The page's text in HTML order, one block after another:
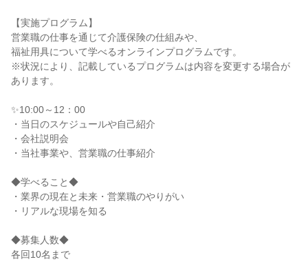
【実施プログラム】
営業職の仕事を通じて介護保険の仕組みや、
福祉用具について学べるオンラインプログラムです。
※状況により、記載しているプログラムは内容を変更する場合が
あります。
✨10:00～12：00
・当日のスケジュールや自己紹介
・会社説明会
・当社事業や、営業職の仕事紹介
◆学べること◆
・業界の現在と未来・営業職のやりがい
・リアルな現場を知る
◆募集人数◆
各回10名まで